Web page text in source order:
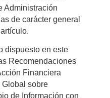
Administración
de carácter general
dispuesto en este
Recomendaciones
Financiera
Global sobre
de Información con